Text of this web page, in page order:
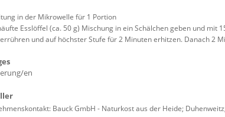
in der Mikrowelle für 1 Portion
Esslöffel (ca. 50 g) Mischung in ein Schälchen geben und
und auf höchster Stufe für 2 Minuten erhitzen. Danach 2
en
Bauck GmbH - Naturkost aus der Heide;